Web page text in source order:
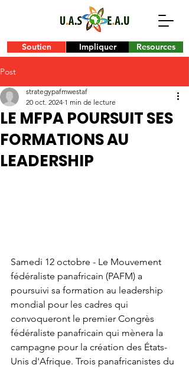
Soutien Impliquer Resources
Post
LE MFPA POURSUIT SES
FORMATIONS AU
LEADERSHIP
strategypafmwestaf
20 oct. 2024 1 min de lecture
Samedi 12 octobre - Le Mouvement
fédéraliste panafricain (PAFM) a
poursuivi sa formation au leadership
mondial pour les cadres qui
convoqueront le premier Congrès
fédéraliste panafricain qui mènera la
campagne pour la création des États-
Unis d'Afrique. Trois panafricanistes du